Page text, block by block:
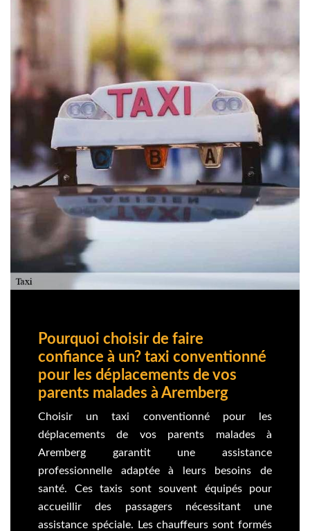
Pourquoi choisir de faire
confiance à un? taxi conventionné
pour les déplacements de vos
parents malades à Aremberg
Choisir un taxi conventionné pour les
déplacements de vos parents malades à
Aremberg garantit une assistance
professionnelle adaptée à leurs besoins de
santé. Ces taxis sont souvent équipés pour
accueillir des passagers nécessitant une
assistance spéciale. Les chauffeurs sont formés